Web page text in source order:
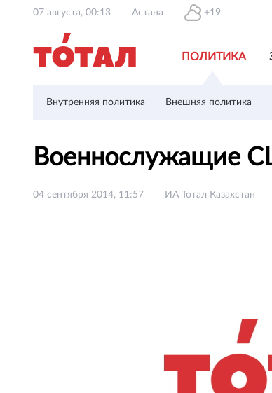
07 августа, 00:13 Астана +19
ПОЛИТИКА
Внутренняя политика Внешняя политика
Военнослужащие
04 сентября 2014, 11:57 ИА Тотал Казахстан